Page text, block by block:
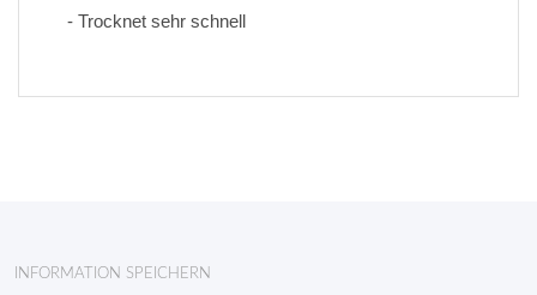
- Trocknet sehr schnell
INFORMATION SPEICHERN